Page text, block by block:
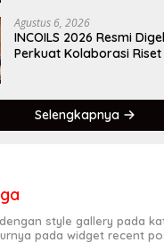
Agustus 6, 2026
INCOILS 2026 Resmi
Perkuat Kolaborasi
Selengkapnya
style gallery pada
pada widget recent